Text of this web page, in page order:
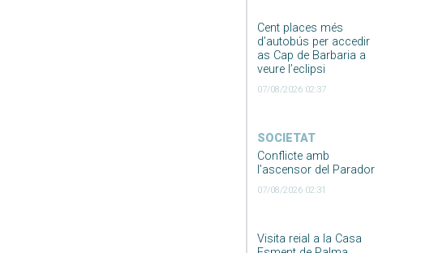
Cent places més
d’autobús per accedir
as Cap de Barbaria a
veure l’eclipsi
07/08/2026 02:37
SOCIETAT
Conflicte amb
l’ascensor del Parador
07/08/2026 02:31
Visita reial a la Casa